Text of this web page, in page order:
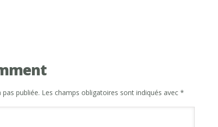
publiée. Les champs obligatoires sont indiqués avec *